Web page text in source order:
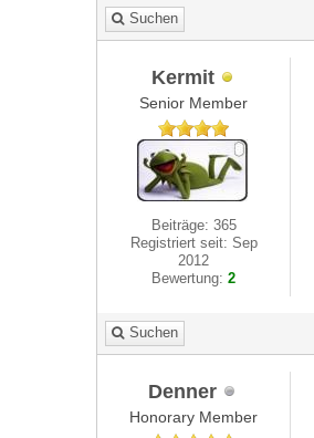
Suchen
Kermit
Senior Member
Beiträge: 365
Registriert seit: Sep
2012
Bewertung:2
Suchen
Denner
Honorary Member